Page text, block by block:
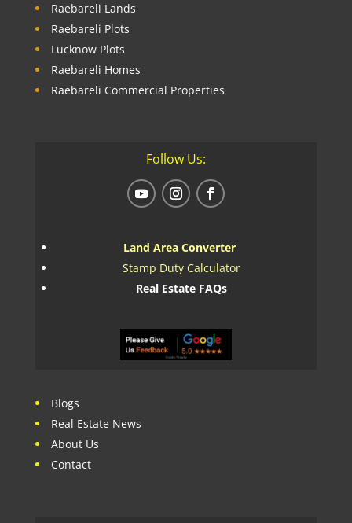
Raebareli Lands
Raebareli Plots
Lucknow Plots
Raebareli Homes
Raebareli Commercial Properties
Follow Us:
Land Area Converter
Stamp Duty Calculator
Real Estate FAQs
Blogs
Real Estate News
About Us
Contact